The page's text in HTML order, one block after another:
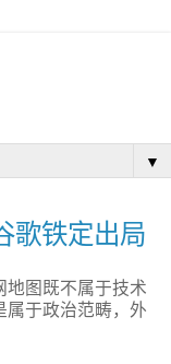
▼
歌铁定出局
地图既不属于技术
属于政治范畴，外